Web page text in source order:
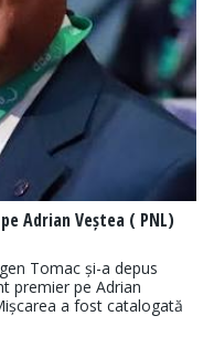
Adrian Veștea ( PNL)
Tomac și-a depus
premier pe Adrian
a fost catalogată